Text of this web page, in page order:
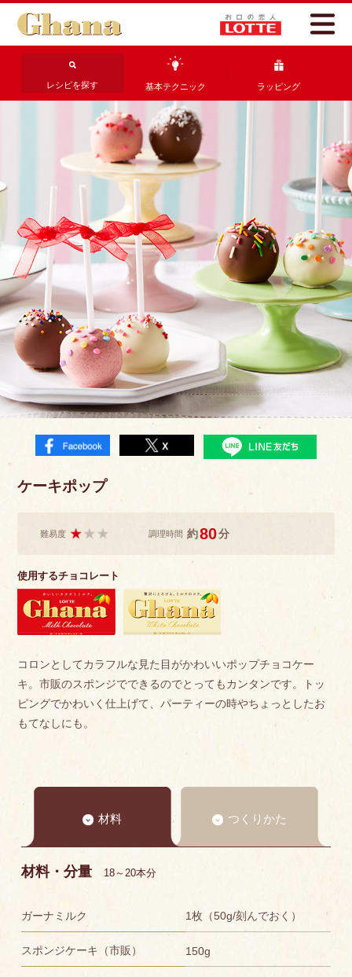
レシピを探す 基本テクニック ラッピング
ケーキポップ
難易度 調理時間 約80分
使用するチョコレート
コロンとしてカラフルな見た目がかわいいポップチョコケー
キ。市販のスポンジでできるのでとってもカンタンです。トッ
ピングでかわいく仕上げて、パーティーの時やちょっとしたお
もてなしにも。
材料 つくりかた
材料・分量 18～20本分
ガーナミルク 1枚（50g/刻んでおく）
スポンジケーキ（市販） 150g